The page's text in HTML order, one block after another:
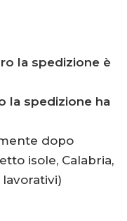
la spedizione è
la spedizione ha
dopo
isole, Calabria,